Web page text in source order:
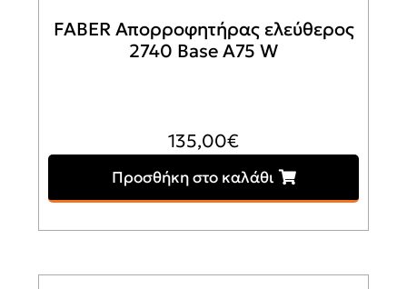
FABER Απορροφητήρας ελεύθερος
2740 Base A75 W
135,00€
Προσθήκη στο καλάθι